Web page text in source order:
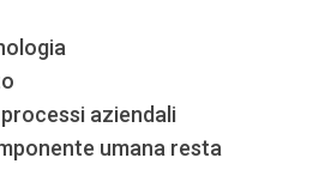
aziendali
umana resta